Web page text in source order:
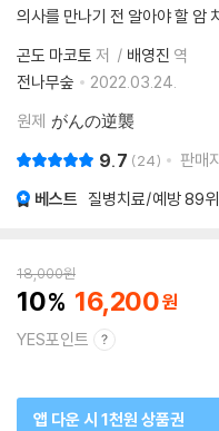
의사를 만나기 전 알아야 할 암
곤도 마코토 저 배영진 역
전나무숲
2022.03.24.
원제 がんの逆襲
9.7 24 판매
베스트 질병치료/예방89위
18,000원
10 16,200
YES포인트
앱 다운 시 1천원 상품권